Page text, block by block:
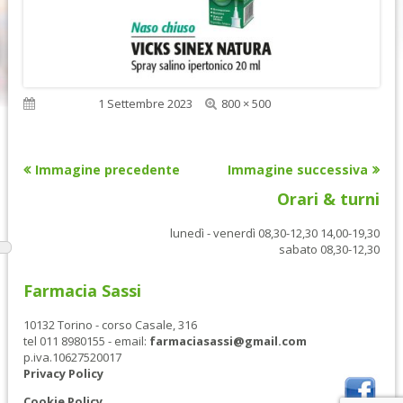
Pubblicato1 Settembre 2023
Dimensione
800 × 500
Immagine precedente Immagine successiva
Orari & turni
lunedì - venerdì 08,30-12,30 14,00-19,30
sabato 08,30-12,30
Farmacia Sassi
10132 Torino - corso Casale, 316
tel 011 8980155 - email: farmaciasassi@gmail.com
p.iva.10627520017
Privacy Policy